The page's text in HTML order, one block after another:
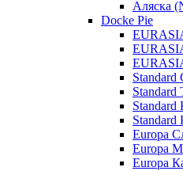
Аляска
Docke Pie
Standard
Standard
Standard
Standard
Europa
Europa
Europa